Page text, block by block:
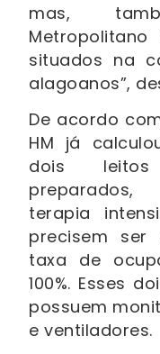
mas,
situados na
alagoanos”,
De acordo
HM já
dois leitos
preparados,
terapia
precisem ser
taxa de
100%. Esses
possuem
e ventiladores.